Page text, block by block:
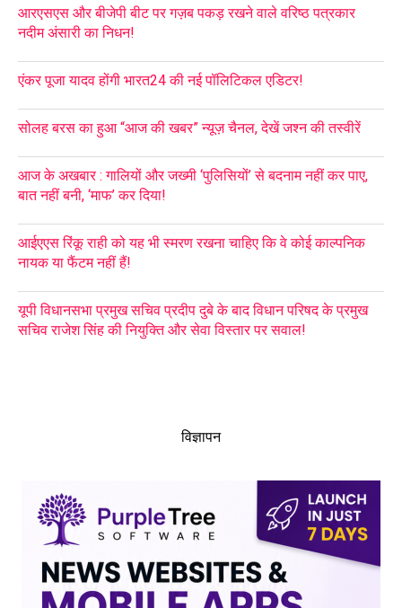
आरएसएस और बीजेपी बीट पर गज़ब पकड़ रखने वाले वरिष्ठ पत्रकार
नदीम अंसारी का निधन!
एंकर पूजा यादव होंगी भारत24 की नई पॉलिटिकल एडिटर!
सोलह बरस का हुआ “आज की खबर” न्यूज़ चैनल, देखें जश्न की तस्वीरें
आज के अखबार : गालियों और जख्मी ‘पुलिसियों’ से बदनाम नहीं कर पाए,
बात नहीं बनी, ‘माफ’ कर दिया!
आईएएस रिंकू राही को यह भी स्मरण रखना चाहिए कि वे कोई काल्पनिक
नायक या फैंटम नहीं हैं!
यूपी विधानसभा प्रमुख सचिव प्रदीप दुबे के बाद विधान परिषद के प्रमुख
सचिव राजेश सिंह की नियुक्ति और सेवा विस्तार पर सवाल!
विज्ञापन